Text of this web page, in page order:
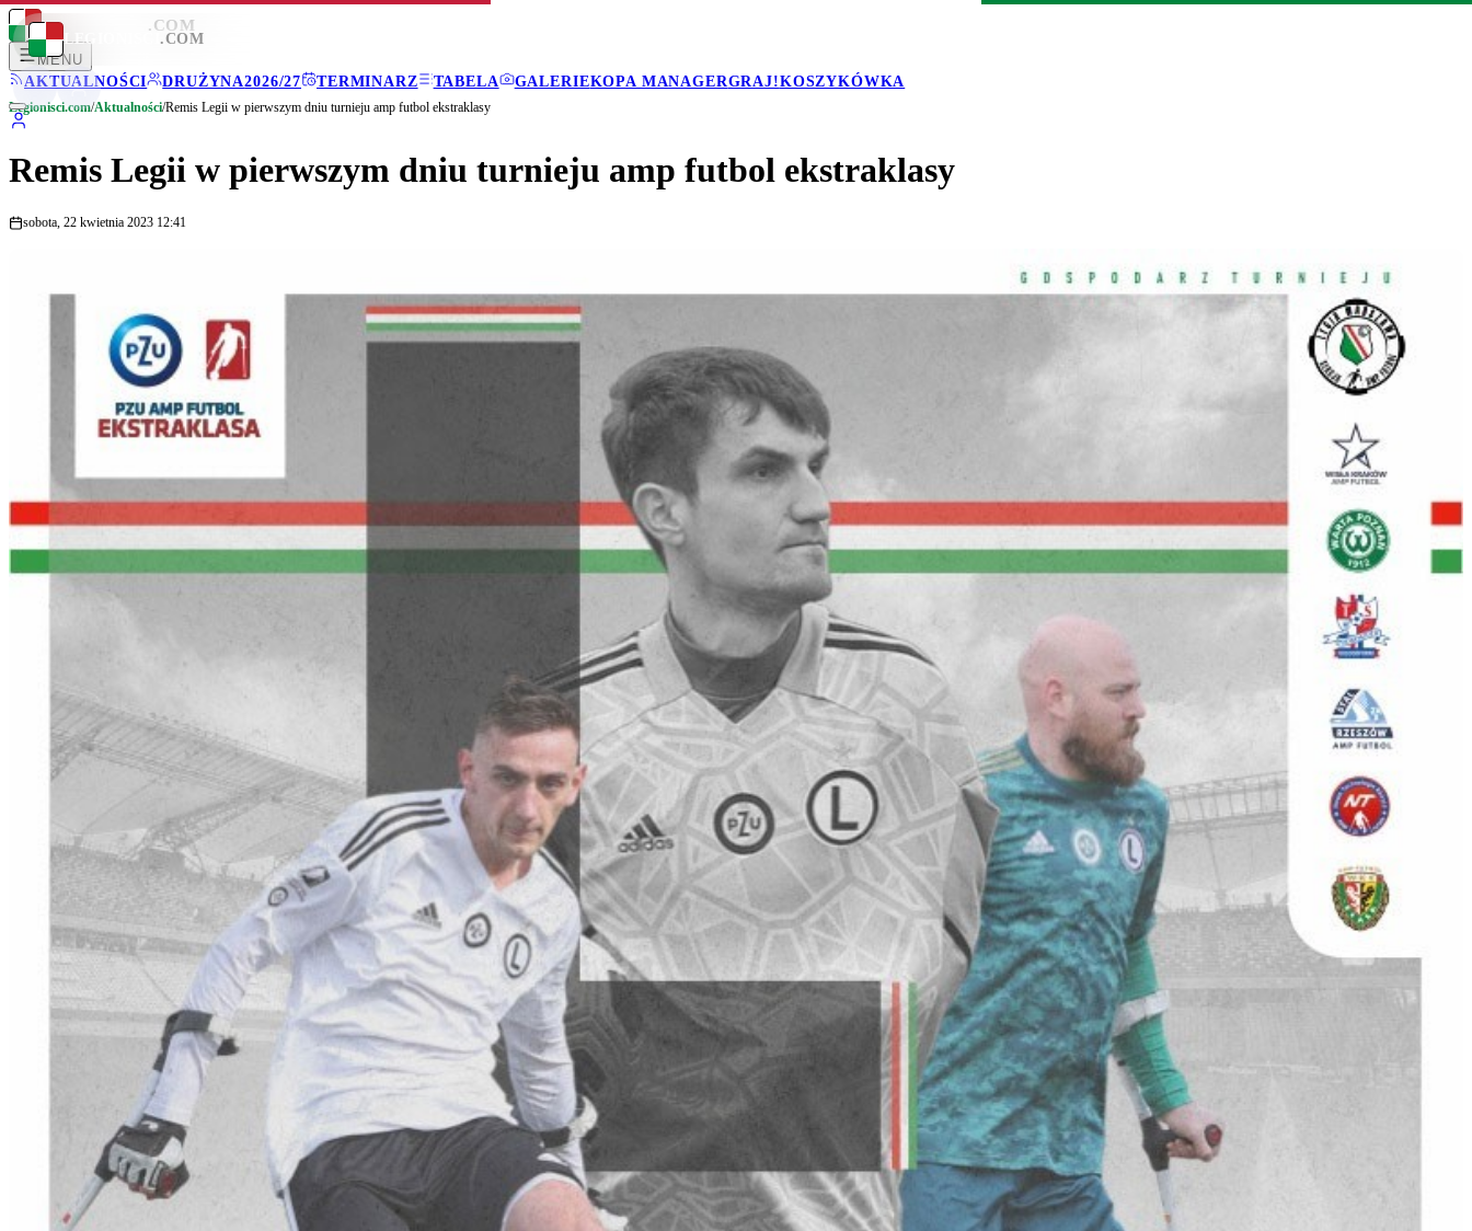
LEGIONISCI .COM
MENU
AKTUALNOŚCI
DRUŻYNA2026/27 TERMINARZ TABELA GALERIEKOPA MANAGERGRAJ!KOSZYKÓWKA
LEGIONISCI .COM
Legionisci.com/Aktualności/Remis Legii w pierwszym dniu turnieju amp futbol ekstraklasy
Remis Legii w pierwszym dniu turnieju amp futbol ekstraklasy
sobota, 22 kwietnia 2023 12:41